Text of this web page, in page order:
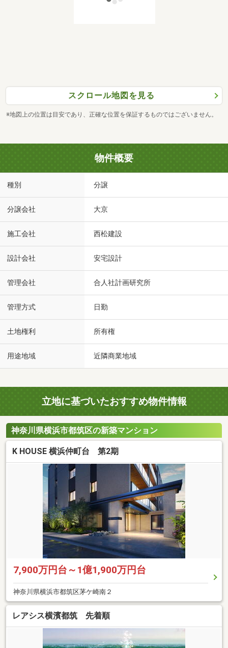
スクロール地図を見る
※地図上の位置は目安であり、正確な位置を保証するものではございません。
物件概要
種別 分譲
分譲会社 大京
施工会社 西松建設
設計会社 安宅設計
管理会社 合人社計画研究所
管理方式 日勤
土地権利 所有権
用途地域 近隣商業地域
立地に基づいたおすすめ物件情報
神奈川県横浜市都筑区の新築マンション
K HOUSE 横浜仲町台 第2期
7,900万円台～1億1,900万円台
神奈川県横浜市都筑区茅ケ崎南２
レアシス横濱都筑 先着順